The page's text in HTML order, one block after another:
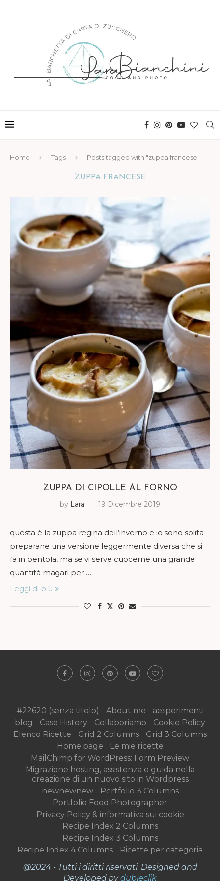
Home Tags Posts tagged with "zuppa francese"
ZUPPA FRANCESE
ZUPPA DI CIPOLLE AL FORNO
by Lara 19 Dicembre 2019
questa è la zuppa regina dell’inverno e io sono solita
preparane una versione leggermente diversa che si
fa in pentola, ma se vi serve cuocerne una grande
quantità magari per …
Leggi di più
#22620 (senza titolo) About me
aesperimenti
blog
Case History Collaboriamo
Cookie Policy
Elenco Ricette
Grid 2 Columns
Grid 3 Columns
Home page
Le mie ricette
MailChimp for WordPress: Form Preview
Migrazione hosting, assistenza e guida nella
creazione di un nuovo sito in Wordpress
newnewnew
Portfolio 3 Columns
Portfolio Food Photographer
Privacy Policy & informativa sui cookie
Recipe Index 2 Columns
Recipe Index 3 Columns
Recipe Index 4 Columns
Ricette per categoria
@2024 - Tutti i diritti riservati. Designed and
Developed bydubleclik